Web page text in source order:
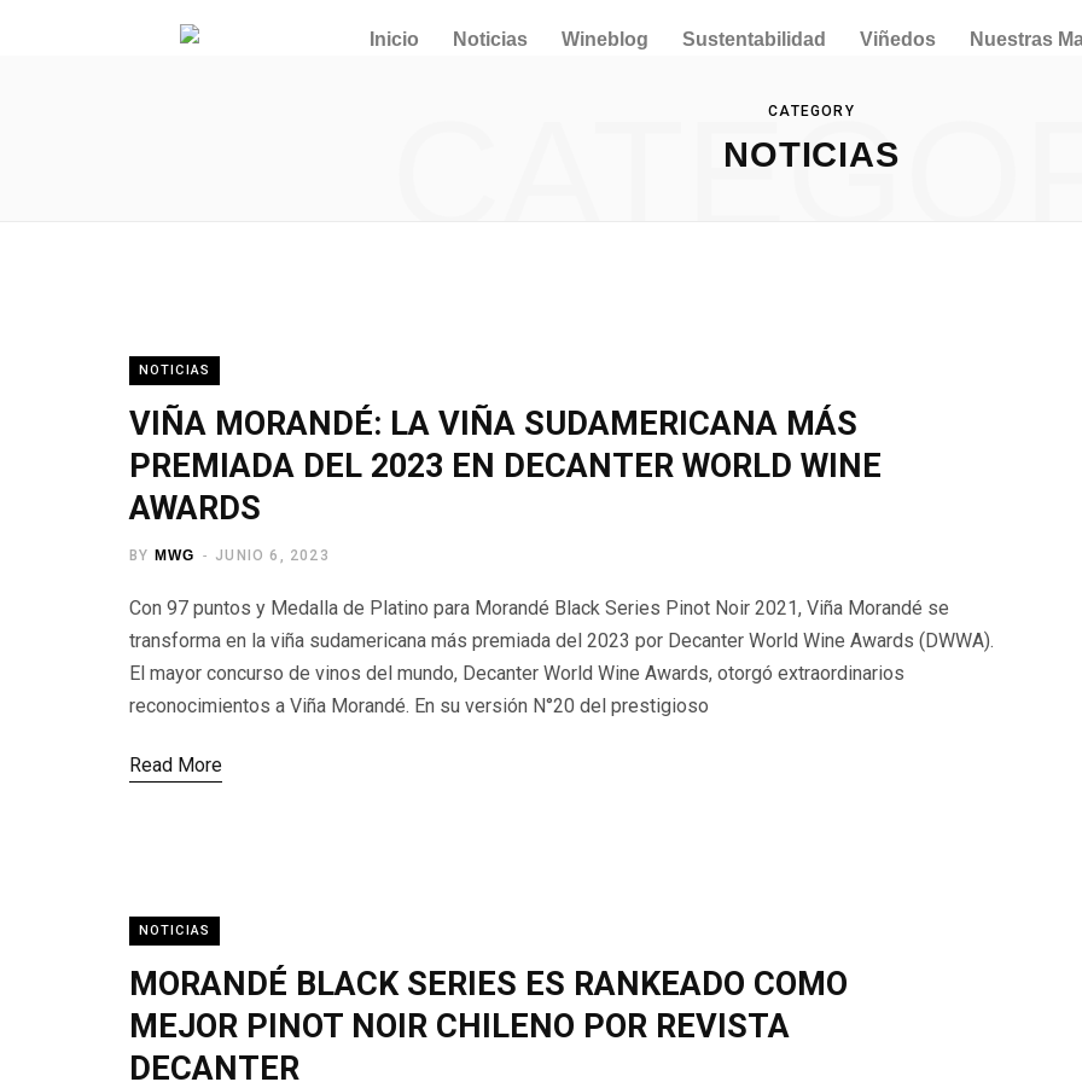
Inicio Noticias Wineblog Sustentabilidad Viñedos Nuestras
CATEGORY
NOTICIAS
NOTICIAS
VIÑA MORANDÉ: LA VIÑA SUDAMERICANA MÁS
PREMIADA DEL 2023 EN DECANTER WORLD WINE
AWARDS
BY MWG JUNIO 6, 2023
Con 97 puntos y Medalla de Platino para Morandé Black Series Pinot Noir 2021, Viña Morandé se
transforma en la viña sudamericana más premiada del 2023 por Decanter World Wine Awards (DWWA).
El mayor concurso de vinos del mundo, Decanter World Wine Awards, otorgó extraordinarios
reconocimientos a Viña Morandé. En su versión N°20 del prestigioso
Read More
NOTICIAS
MORANDÉ BLACK SERIES ES RANKEADO COMO
MEJOR PINOT NOIR CHILENO POR REVISTA
DECANTER